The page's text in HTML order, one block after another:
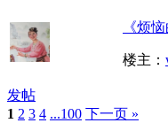
《烦
楼主：
发帖
1 2 3 4 ...100 下一页 »